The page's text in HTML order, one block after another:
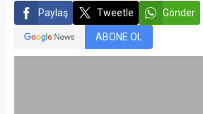
Paylaş Tweetle Gönder
ABONE OL